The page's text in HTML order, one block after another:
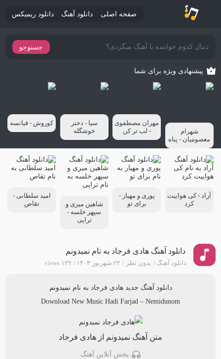
صفحه اصلی دانلود آهنگ دانلود ریمیکس
جستوجو
پیشنهادی ویژه برای شما
شهرام
معصومیان - پناه
مهران مصطفوی
- لب تر کن
سیا - دختر
خوشگله
کوروش - فیانسه
آراد - کی هواییت
کرد
پوری و مهیار -
برای تو
شاهین میری و
سپهر خلسه -
تراپی
امید سلطانی -
تقاص
دانلود آهنگ هادی فرجاد به نام نمیدونم
دانلود آهنگ بدون نظر ۲۲ شهریور ۱۴۰۳ ۱۳۲ views
دانلود آهنگ جدید هادی فرجاد به نام نمیدونم
Download New Music Hadi Farjad – Nemidunom
متن آهنگ نمیدونم از هادی فرجاد
پخش آنلاین آهنگ